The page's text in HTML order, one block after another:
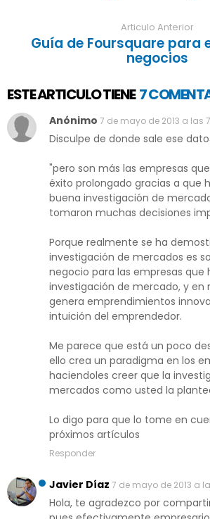
Articulo Anterior
Guía de Foursquare para
negocios
ESTE ARTICULO TIENE 7
Anónimo 7 de mayo de 2013 a las
Disculpe de donde sale ese
"pero son más las empresas
éxito prolongado gracias a que
buena investigación de
tomaron muchas decisiones
Porque realmente se ha
investigación de mercados es
negocio para las empresas que
investigación de mercado, y en
genera emprendimientos
intuición del emprendedor.
Me parece que está un poco
ello crea un paradigma en los
haciendoles creer que la
mercados como usted la
Lo digo para que lo tome en
próximos artículos
Responder
Javier Díaz 7 de mayo de 2013 a
Hola, te agradezco por